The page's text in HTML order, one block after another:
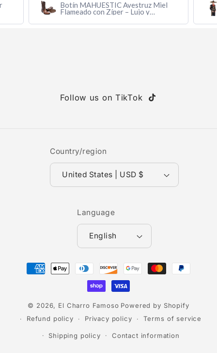
Botín MAHUESTIC Avestruz Miel
Flameado con Zíper – Lujo y
Follow us on TikTok
TikTok
Country/region
United States | USD $
Language
English
Payment
© 2026, El Charro Famoso Powered by Shopify
Refund policy
Privacy policy Terms of service
Shipping policy Contact information